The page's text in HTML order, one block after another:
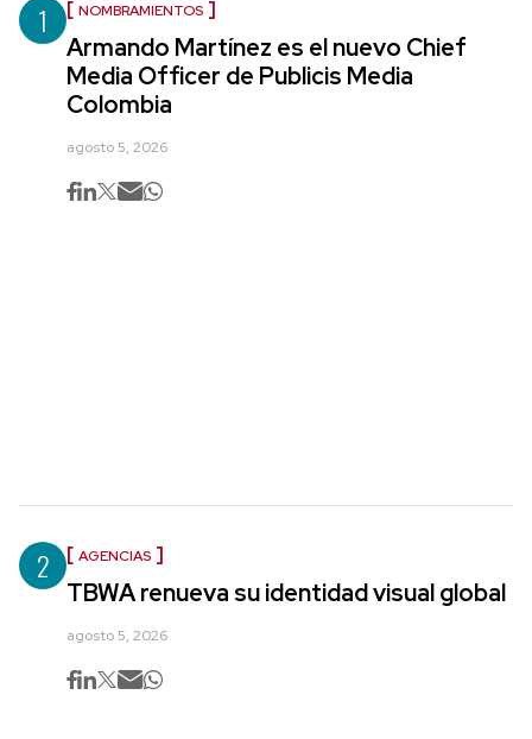
1 NOMBRAMIENTOS
Armando Martínez es el nuevo Chief
Media Officer de Publicis Media
Colombia
agosto 5, 2026
2 AGENCIAS
TBWA renueva su identidad visual global
agosto 5, 2026